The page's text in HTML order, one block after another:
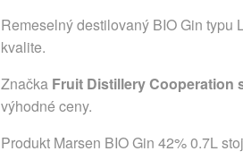
Remeselný destilovaný BIO Gin typu
kvalite.
Značka Fruit Distillery Cooperation
výhodné ceny.
Produkt Marsen BIO Gin 42% 0.7L